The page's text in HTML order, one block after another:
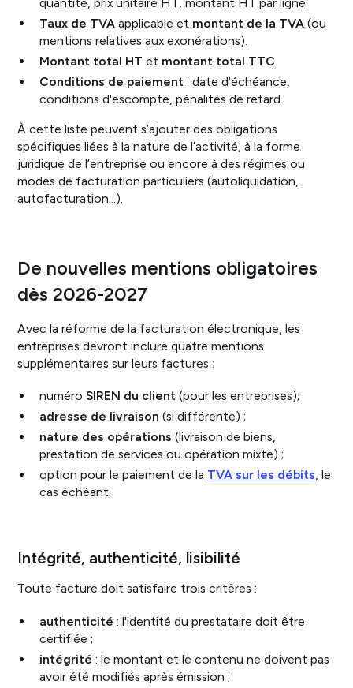
Taux de TVAapplicable et montant de la TVA(ou
mentions relatives aux exonérations).
Montant total HT et montant total TTC.
Conditions de paiement : date d'échéance,
conditions d'escompte, pénalités de retard.
À cette liste peuvent s’ajouter des obligations
spécifiques liées à la nature de l’activité, à la forme
juridique de l’entreprise ou encore à des régimes ou
modes de facturation particuliers (autoliquidation,
autofacturation…).
De nouvelles mentions obligatoires
dès 2026-2027
Avec la réforme de la facturation électronique, les
entreprises devront inclure quatre mentions
supplémentaires sur leurs factures :
numéro SIREN du client(pour les entreprises);
adresse de livraison (si différente) ;
nature des opérations (livraison de biens,
prestation de services ou opération mixte) ;
option pour le paiement de la TVA sur les débits, le
cas échéant.
Intégrité, authenticité, lisibilité
Toute facture doit satisfaire trois critères :
authenticité : l'identité du prestataire doit être
certifiée ;
intégrité : le montant et le contenu ne doivent pas
avoir été modifiés après émission ;